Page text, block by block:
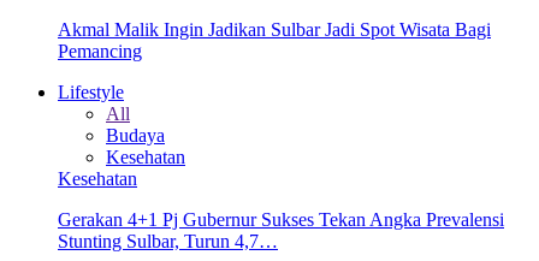
Akmal Malik Ingin Jadikan Sulbar Jadi Spot Wisata Bagi
Pemancing
Lifestyle
All
Budaya
Kesehatan
Kesehatan
Gerakan 4+1 Pj Gubernur Sukses Tekan Angka Prevalensi
Stunting Sulbar, Turun 4,7…